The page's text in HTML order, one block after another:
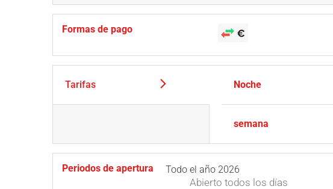
Formas de pago
Tarifas Noche
semana
Periodos de apertura Todo el año 2026
Abierto todos los días